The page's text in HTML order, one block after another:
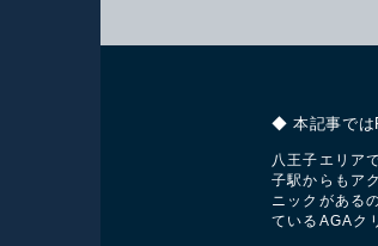
◆ 本記事では
八王子エリア
子駅からもア
ニックがある
ているAGAク